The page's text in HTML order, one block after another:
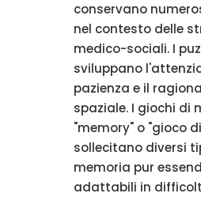
conservano
nel contesto delle
medico-sociali. I
sviluppano
pazienza e il
spaziale. I giochi di
"memory" o "gioco
sollecitano diversi
memoria pur
adattabili in